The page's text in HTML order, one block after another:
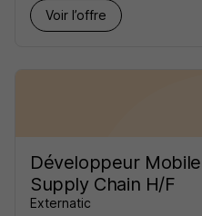
Voir l’offre
Développeur
Supply Chain H/F
Externatic